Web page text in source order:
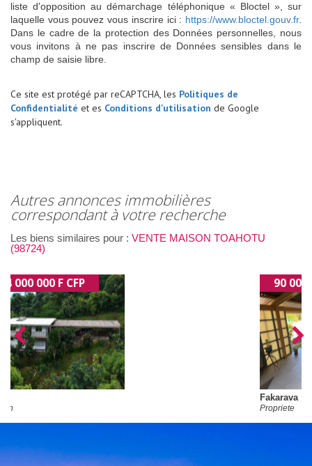
liste d'opposition au démarchage téléphonique « Bloctel », sur
laquelle vous pouvez vous inscrire ici : https://www.bloctel.gouv.fr.
Dans le cadre de la protection des Données personnelles, nous
vous invitons à ne pas inscrire de Données sensibles dans le
champ de saisie libre.
Ce site est protégé par reCAPTCHA, les Politiques de
Confidentialité et es Conditions d'utilisation de Google
s'appliquent.
autres annonces immobilières
correspondant à votre recherche
Les biens similaires pour : VENTE MAISON TOAHOTU
(98724)
90 000 000 F CFP